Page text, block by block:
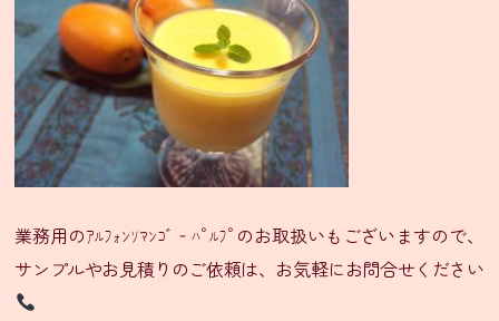
通
信
販
売
SNS
LINE
だ
ち
登
録
業務用のｱﾙﾌｫﾝｿﾏﾝｺﾞ‐ﾊﾟﾙﾌﾟのお取扱いもございますので、
サンプルやお見積りのご依頼は、お気軽にお問合せください